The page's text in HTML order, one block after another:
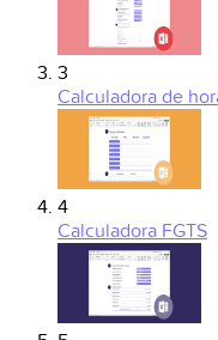
3
Calculadora de
4
Calculadora FGTS